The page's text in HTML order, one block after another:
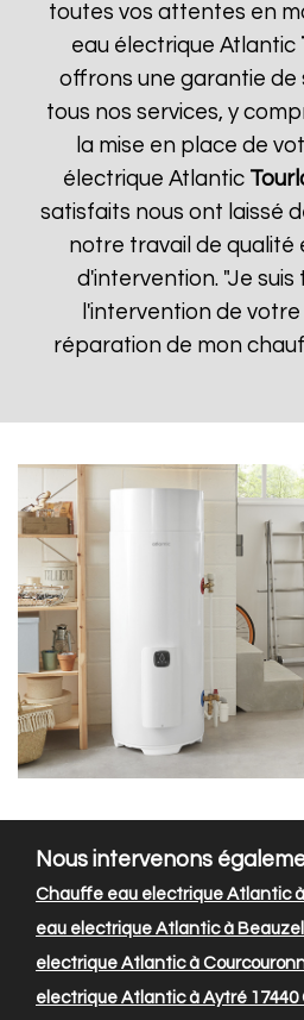
toutes vos attentes en
eau électrique Atlantic
offrons une garantie
tous nos services, y
la mise en place de
électrique Atlantic
satisfaits nous ont laissé
notre travail de qualité
d'intervention. "Je
l'intervention de
réparation de mon
Nous intervenons
Chauffe eau electrique Atlantic
eau electrique Atlantic à
electrique Atlantic à
electrique Atlantic à Aytré 17440